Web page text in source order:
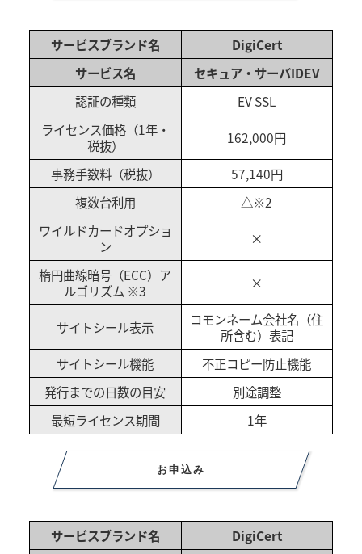
サービスブランド名
DigiCert
サービス名
セキュア・サーバIDEV
認証の種類
EV SSL
ライセンス価格（1年・
税抜）
162,000円
事務手数料（税抜）
57,140円
複数台利用
△※2
ワイルドカードオプショ
ン
×
楕円曲線暗号（ECC）ア
ルゴリズム ※3
×
サイトシール表示
コモンネーム会社名（住
所含む）表記
サイトシール機能
不正コピー防止機能
発行までの日数の目安
別途調整
最短ライセンス期間
1年
お申込み
サービスブランド名
DigiCert